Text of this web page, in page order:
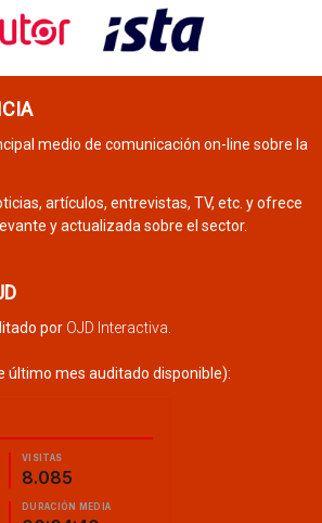
medio de comunicación on-line sobre la
artículos, entrevistas, TV, etc. y ofrece
y actualizada sobre el sector.
por OJD Interactiva
último mes auditado disponible):